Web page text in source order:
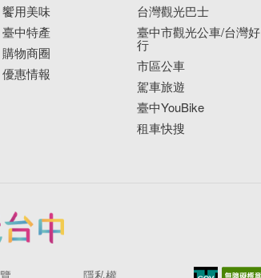
饗用美味
臺中特產
購物商圈
優惠情報
台灣觀光巴士
臺中市觀光公車/台灣好
行
市區公車
駕車旅遊
臺中YouBike
租車快搜